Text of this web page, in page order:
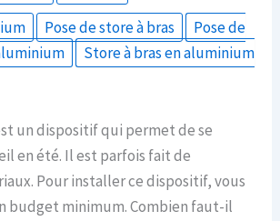
Pose de store à bras
Pose de
Store à bras en aluminium
un dispositif qui permet de se
en été. Il est parfois fait de
Pour installer ce dispositif, vous
budget minimum. Combien faut-il